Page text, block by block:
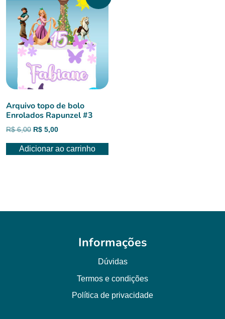
Arquivo topo de bolo
Enrolados Rapunzel #3
R$6,00 O
original
R$ 5,00O
atual
Adicionar ao carrinho
Informações
Dúvidas
Termos e condições
Política de privacidade